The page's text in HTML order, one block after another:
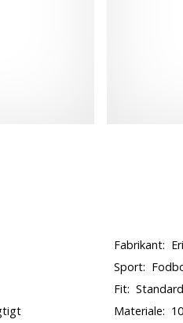
Fabrikant:
Sport:
Fit: Standard
Materiale: